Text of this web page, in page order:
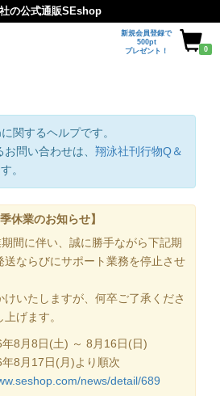
の公式通販SEshop
新規会員登録で
500pt
プレゼント！
0
関するヘルプです。
問い合わせは、 翔泳社刊行物Q＆
。
季休業のお知らせ】
間に伴い、誠に勝手ながら下記期
送ならびにサポート業務を停止させ
いたしますが、何卒ご了承くださ
げます。
8月8日(土) ～ 8月16日(日)
8月17日(月)より順次
news/detail/689